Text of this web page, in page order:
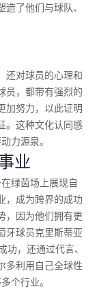
了他们与球队、
还对球员的心理和
员，都带有强烈的
加努力，以此证明
。这种文化认同感
力源泉。
业
绿茵场上展现自
，成为跨界的成功
，因为他们拥有更
牙球员克里斯蒂亚
功，还通过代言、
多利用自己全球性
个行业。